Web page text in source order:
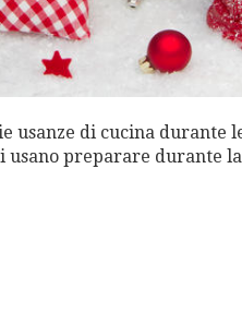
usanze di cucina durante
preparare durante